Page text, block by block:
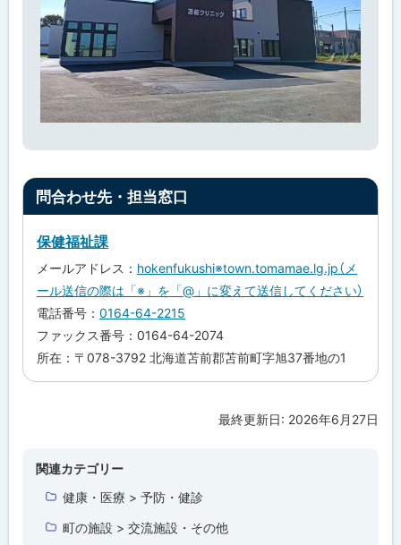
ト
問合わせ先・担当窓口
保健福祉課
メールアドレス： hokenfukushi※town.tomamae.lg.jp（メ
ール送信の際は「※」を「@」に変えて送信してください）
電話番号： 0164-64-2215
ファックス番号：0164-64-2074
所在：〒078-3792 北海道苫前郡苫前町字旭37番地の1
最終更新日: 2026年6月27日
関連カテゴリー
健康・医療 > 予防・健診
町の施設 > 交流施設・その他